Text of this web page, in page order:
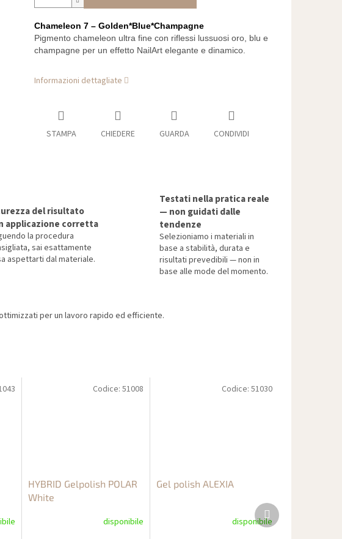
Chameleon 7 – Golden*Blue*Champagne
Pigmento chameleon ultra fine con riflessi lussuosi oro, blu e
champagne per un effetto NailArt elegante e dinamico.
Informazioni dettagliate
STAMPA CHIEDERE GUARDA CONDIVIDI
del risultato
applicazione corretta
la procedura
sai esattamente
aspettarti dal materiale.
Testati nella pratica reale
— non guidati dalle
tendenze
Selezioniamo i materiali in
base a stabilità, durata e
risultati prevedibili — non in
base alle mode del momento.
per un lavoro rapido ed efficiente.
HYBRID Gelpolish POLAR
White
disponibile
Codice:51008
Gel polish ALEXIA
disponibile
Codice: 51030
Prodotto
successivo